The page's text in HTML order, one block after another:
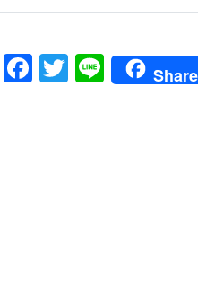
Facebook
Twitter
LineShare